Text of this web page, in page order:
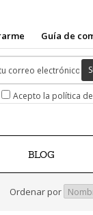
Guía de
Acepto la política
BLOG
Ordenar por